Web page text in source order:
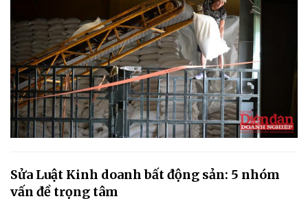
Sửa Luật Kinh doanh bất động sản: 5 nhóm
vấn đề trọng tâm